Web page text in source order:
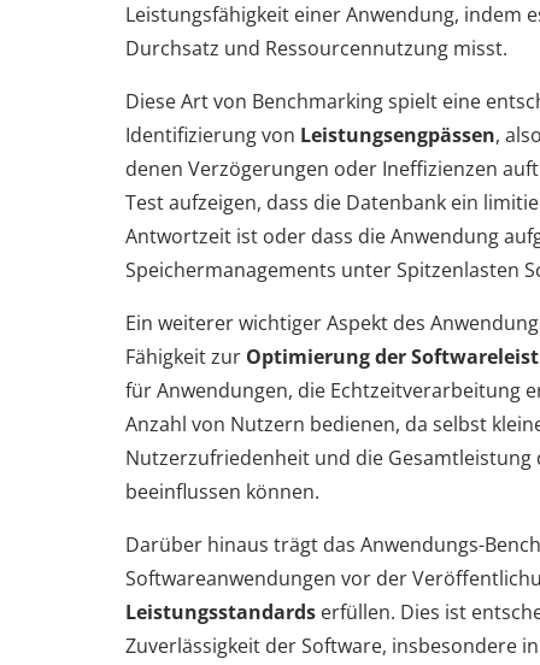
Leistungsfähigkeit einer Anwendung, indem
Durchsatz und Ressourcennutzung misst.
Diese Art von Benchmarking spielt eine
Identifizierung von Leistungsengpässen,
denen Verzögerungen oder Ineffizienzen
Test aufzeigen, dass die Datenbank ein
Antwortzeit ist oder dass die Anwendung
Speichermanagements unter Spitzenlasten
Ein weiterer wichtiger Aspekt des
Fähigkeit zur Optimierung der
für Anwendungen, die Echtzeitverarbeitung
Anzahl von Nutzern bedienen, da selbst
Nutzerzufriedenheit und die Gesamtleistung
beeinflussen können.
Darüber hinaus trägt das Anwendungs-
Softwareanwendungen vor der
Leistungsstandards erfüllen. Dies ist
Zuverlässigkeit der Software, insbesondere